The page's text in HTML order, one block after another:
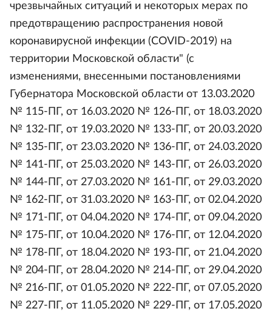
чрезвычайных ситуаций и некоторых мерах по
предотвращению распространения новой
коронавирусной инфекции (COVID-2019) на
территории Московской области" (с
изменениями, внесенными постановлениями
Губернатора Московской области от 13.03.2020
№ 115-ПГ, от 16.03.2020 № 126-ПГ, от 18.03.2020
№ 132-ПГ, от 19.03.2020 № 133-ПГ, от 20.03.2020
№ 135-ПГ, от 23.03.2020 № 136-ПГ, от 24.03.2020
№ 141-ПГ, от 25.03.2020 № 143-ПГ, от 26.03.2020
№ 144-ПГ, от 27.03.2020 № 161-ПГ, от 29.03.2020
№ 162-ПГ, от 31.03.2020 № 163-ПГ, от 02.04.2020
№ 171-ПГ, от 04.04.2020 № 174-ПГ, от 09.04.2020
№ 175-ПГ, от 10.04.2020 № 176-ПГ, от 12.04.2020
№ 178-ПГ, от 18.04.2020 № 193-ПГ, от 21.04.2020
№ 204-ПГ, от 28.04.2020 № 214-ПГ, от 29.04.2020
№ 216-ПГ, от 01.05.2020 № 222-ПГ, от 07.05.2020
№ 227-ПГ, от 11.05.2020 № 229-ПГ, от 17.05.2020